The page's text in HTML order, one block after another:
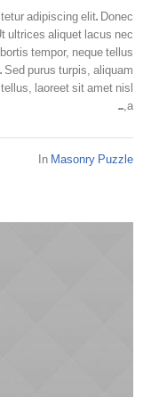
adipiscing elit. Donec
ultrices aliquet lacus nec
tempor, neque tellus
purus turpis, aliquam
laoreet sit amet nisl
a,...
In Masonry Puzzle